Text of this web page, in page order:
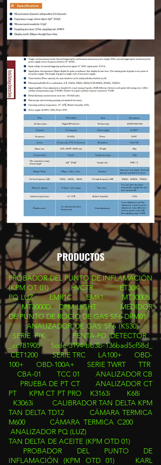
PRODUCTOS
PROBADOR DEL PUNTO DE INFLAMACIÓN
(KPM OT 01)
HVCTR
ET30K
PQ LUZ
EMR1C EMR1
MT3000B
MT3000D
DPM-LIGHT
MEDIDOR
DE PUNTO DE ROCÍO DE GAS SF6-DPM01
ANALIZADOR DE GAS SF6 (KS30)
SERIE PIKPENTA-PD DETECTOR
_cc781905- 5cde-3194-bb3b-136bad5cf58d_
CET1200
SERIE TRC LA100+
OBD-
100+
OBD-100A+ SERIE TWRT
TTR
CBA-01
TCC 01
ANALIZADOR CB
PRUEBA DE PT CT
ANALIZADOR CT
PT
KPM CT PT PRO K3163i
K68i
K3063i
CALIBRADOR TAN DELTA KPM
TAN DELTA TD12
CÁMARA TERMICA
M600
CÁMARA TERMICA C200
ANALIZADOR PQ (LUZ)
TAN DELTA DE ACEITE (KPM OTD 01)
PROBADOR DEL PUNTO DE
INFLAMACIÓN (KPM OTD 01)
KARL